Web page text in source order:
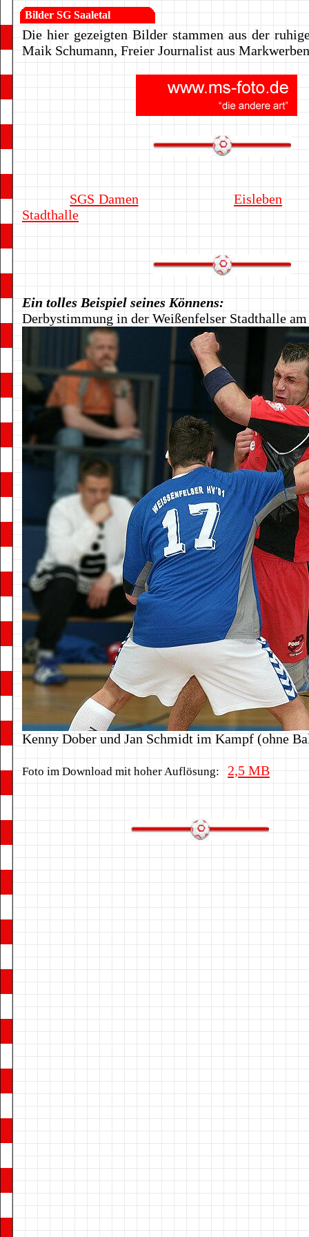
Bilder SG Saaletal
Die hier gezeigten Bilder stammen aus der
Maik Schumann, Freier Journalist aus
SGS Damen
Eisleben
Stadthalle
Ein tolles Beispiel seines Könnens:
Derbystimmung in der Weißenfelser Stadthalle
Kenny Dober und Jan Schmidt im Kampf (ohne
Foto im Download mit hoher Auflösung: 2,5 MB